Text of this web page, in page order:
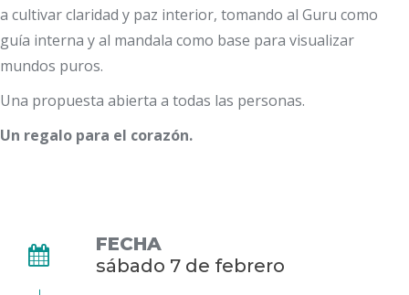
a cultivar claridad y paz interior, tomando al Guru como
guía interna y al mandala como base para visualizar
mundos puros.
Una propuesta abierta a todas las personas.
Un regalo para el corazón.
FECHA
sábado 7 de febrero